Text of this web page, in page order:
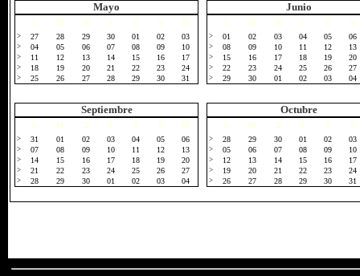
Mayo
M X J V S D
> 27 28 29 30 01 02 03
> 04 05 06 07 08 09 10
> 11 12 13 14 15 16 17
> 18 19 20 21 22 23 24
> 25 26 27 28 29 30 31
Junio
M X J V S
> 01 02 03 04 05 06
> 08 09 10 11 12 13
> 15 16 17 18 19 20
> 22 23 24 25 26 27
> 29 30 01 02 03 04
Septiembre
M X J V S D
> 31 01 02 03 04 05 06
> 07 08 09 10 11 12 13
> 14 15 16 17 18 19 20
> 21 22 23 24 25 26 27
> 28 29 30 01 02 03 04
Octubre
M X J V S
> 28 29 30 01 02 03
> 05 06 07 08 09 10
> 12 13 14 15 16 17
> 19 20 21 22 23 24
> 26 27 28 29 30 31